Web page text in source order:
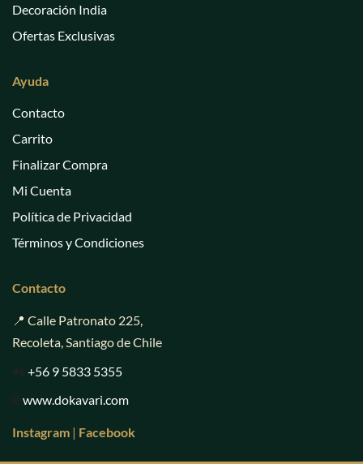
Decoración India
Ofertas Exclusivas
Ayuda
Contacto
Carrito
Finalizar Compra
Mi Cuenta
Política de Privacidad
Términos y Condiciones
Contacto
📍 Calle Patronato 225,
Recoleta, Santiago de Chile
📲 +56 9 5833 5355
🌐www.dokavari.com
Instagram | Facebook